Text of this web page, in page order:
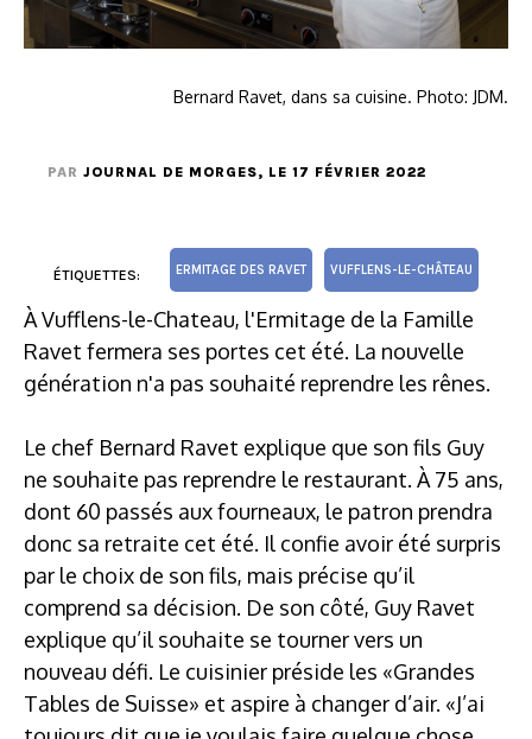
Bernard Ravet, dans sa cuisine. Photo: JDM.
PAR JOURNAL DE MORGES, LE 17 FÉVRIER 2022
ÉTIQUETTES: ERMITAGE DES RAVET VUFFLENS-LE-CHÂTEAU
À Vufflens-le-Chateau, l'Ermitage de la Famille
Ravet fermera ses portes cet été. La nouvelle
génération n'a pas souhaité reprendre les rênes.
Le chef Bernard Ravet explique que son fils Guy
ne souhaite pas reprendre le restaurant. À 75 ans,
dont 60 passés aux fourneaux, le patron prendra
donc sa retraite cet été. Il confie avoir été surpris
par le choix de son fils, mais précise qu’il
comprend sa décision. De son côté, Guy Ravet
explique qu’il souhaite se tourner vers un
nouveau défi. Le cuisinier préside les «Grandes
Tables de Suisse» et aspire à changer d’air. «J’ai